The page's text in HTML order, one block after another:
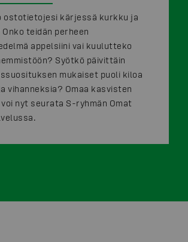
ostotietojesi kärjessä kurkku ja
teidän perheen
appelsiini vai kuulutteko
Syötkö päivittäin
mukaiset puoli kiloa
vihanneksia? Omaa kasvisten
nyt seurata S-ryhmän Omat